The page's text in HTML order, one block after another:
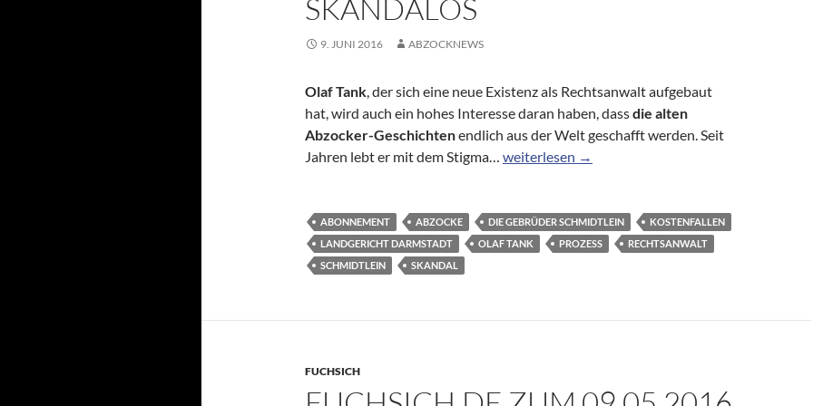
SKANDALÖS
9. JUNI 2016 ABZOCKNEWS
Olaf Tank, der sich eine neue Existenz als Rechtsanwalt aufgebaut
hat, wird auch ein hohes Interesse daran haben, dassdie alten
Abzocker-Geschichtenendlich aus der Welt geschafft werden. Seit
Jahren lebt er mit dem Stigma… Abofallen im Internet: Fünf Jahre Stillstand im
weiterlesen →
ABONNEMENT ABZOCKE DIE GEBRÜDER SCHMIDTLEIN
KOSTENFALLEN
LANDGERICHT DARMSTADT
OLAF TANK PROZESS
RECHTSANWALT
SCHMIDTLEIN
SKANDAL
FUCHSICH